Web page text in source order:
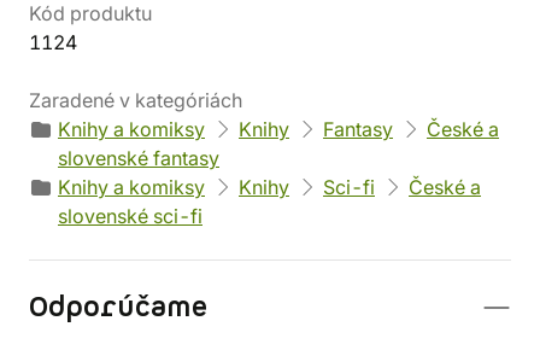
Kód produktu
1124
Zaradené v kategóriách
Knihy a komiksy
Knihy Fantasy
České a
slovenské fantasy
Knihy a komiksy
Knihy Sci-fi
České a
slovenské sci-fi
Odporúčame